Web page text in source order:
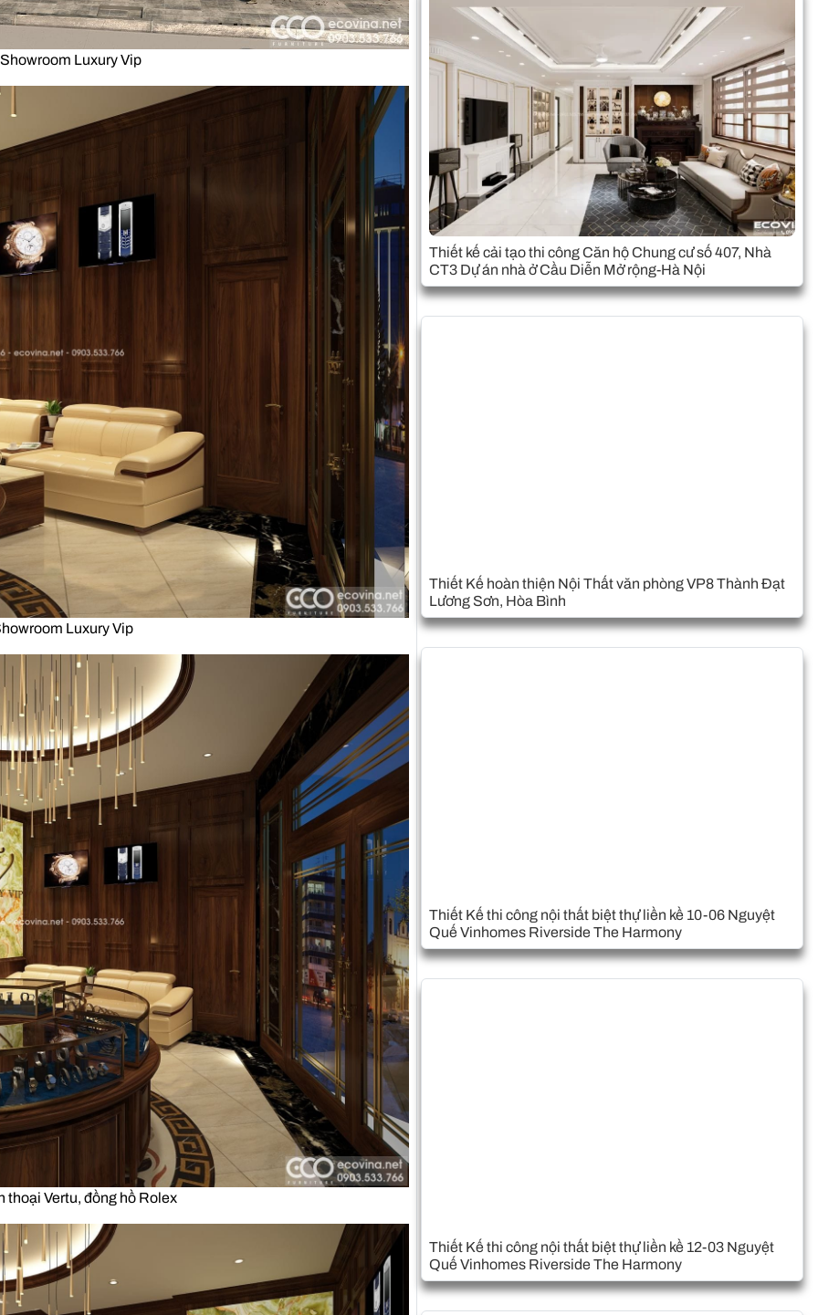
Luxury Vip
Luxury Vip
thoại Vertu, đồng hồ Rolex
Thiết kế cải tạo thi công Căn hộ Chung cư số 407, Nhà
CT3 Dự án nhà ở Cầu Diễn Mở rộng-Hà Nội
Thiết Kế hoàn thiện Nội Thất văn phòng VP8 Thành Đạt
Lương Sơn, Hòa Bình
Thiết Kế thi công nội thất biệt thự liền kề 10-06 Nguyệt
Quế Vinhomes Riverside The Harmony
Thiết Kế thi công nội thất biệt thự liền kề 12-03 Nguyệt
Quế Vinhomes Riverside The Harmony